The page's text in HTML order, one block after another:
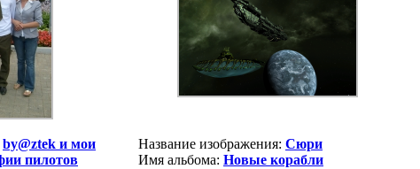
by@ztek и мои
пилотов
Название изображения: Сюри
Имя альбома: Новые корабли